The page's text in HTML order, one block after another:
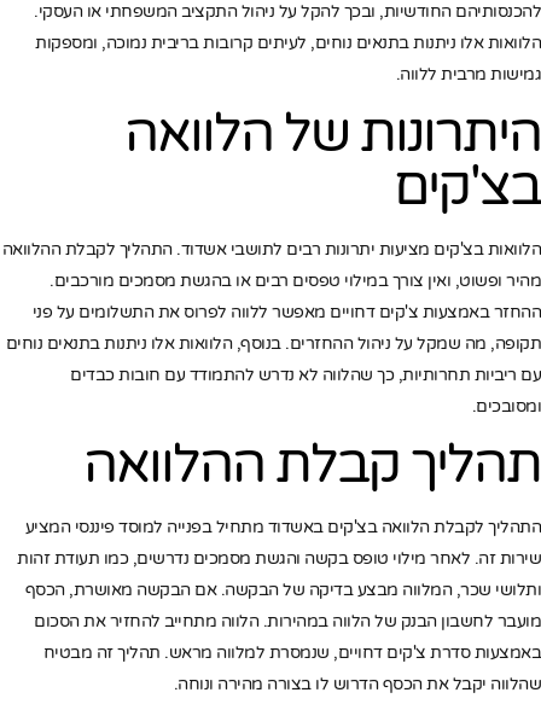
להכנסותיהם החודשיות, ובכך להקל על ניהול התקציב המשפחתי או העסקי.
הלוואות אלו ניתנות בתנאים נוחים, לעיתים קרובות בריבית נמוכה, ומספקות
גמישות מרבית ללווה.
היתרונות של הלוואה
בצ'קים
הלוואות בצ'קים מציעות יתרונות רבים לתושבי אשדוד. התהליך לקבלת ההלוואה
מהיר ופשוט, ואין צורך במילוי טפסים רבים או בהגשת מסמכים מורכבים.
ההחזר באמצעות צ'קים דחויים מאפשר ללווה לפרוס את התשלומים על פני
תקופה, מה שמקל על ניהול ההחזרים. בנוסף, הלוואות אלו ניתנות בתנאים נוחים
עם ריביות תחרותיות, כך שהלווה לא נדרש להתמודד עם חובות כבדים
ומסובכים.
תהליך קבלת ההלוואה
התהליך לקבלת הלוואה בצ'קים באשדוד מתחיל בפנייה למוסד פיננסי המציע
שירות זה. לאחר מילוי טופס בקשה והגשת מסמכים נדרשים, כמו תעודת זהות
ותלושי שכר, המלווה מבצע בדיקה של הבקשה. אם הבקשה מאושרת, הכסף
מועבר לחשבון הבנק של הלווה במהירות. הלווה מתחייב להחזיר את הסכום
באמצעות סדרת צ'קים דחויים, שנמסרת למלווה מראש. תהליך זה מבטיח
שהלווה יקבל את הכסף הדרוש לו בצורה מהירה ונוחה.